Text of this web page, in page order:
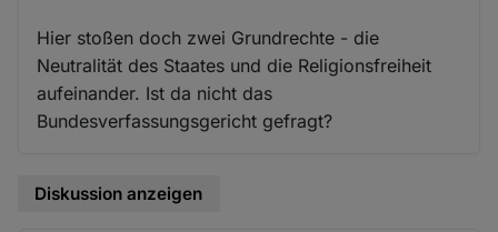
Hier stoßen doch zwei Grundrechte - die
Neutralität des Staates und die Religionsfreiheit
aufeinander. Ist da nicht das
Bundesverfassungsgericht gefragt?
Diskussion anzeigen